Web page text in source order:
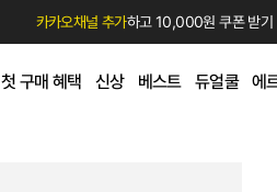
카카오채널 추가하고 10,000원 쿠폰 받기
첫 구매 혜택 신상 베스트 듀얼쿨 에